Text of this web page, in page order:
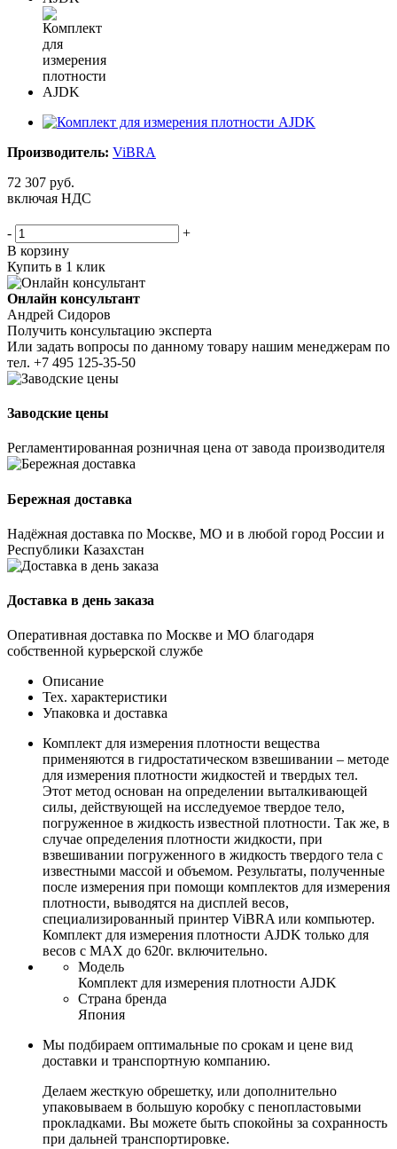
Производитель: ViBRA
72 307 руб.
включая НДС
-
+
В корзину
Купить в 1 клик
Онлайн консультант
Андрей Сидоров
Получить консультацию эксперта
Или задать вопросы по данному товару нашим менеджерам по
тел. +7 495 125-35-50
Заводские цены
Регламентированная розничная цена от завода производителя
Бережная доставка
Надёжная доставка по Москве, МО и в любой город России и
Республики Казахстан
Доставка в день заказа
Оперативная доставка по Москве и МО благодаря
собственной курьерской службе
Описание
Тех. характеристики
Упаковка и доставка
Комплект для измерения плотности вещества
применяются в гидростатическом взвешивании – методе
для измерения плотности жидкостей и твердых тел.
Этот метод основан на определении выталкивающей
силы, действующей на исследуемое твердое тело,
погруженное в жидкость известной плотности. Так же, в
случае определения плотности жидкости, при
взвешивании погруженного в жидкость твердого тела с
известными массой и объемом. Результаты, полученные
после измерения при помощи комплектов для измерения
плотности, выводятся на дисплей весов,
специализированный принтер ViBRA или компьютер.
Комплект для измерения плотности AJDK только для
весов с MAX до 620г. включительно.
Модель
Комплект для измерения плотности AJDK
Страна бренда
Япония
Мы подбираем оптимальные по срокам и цене вид
доставки и транспортную компанию.
Делаем жесткую обрешетку, или дополнительно
упаковываем в большую коробку с пенопластовыми
прокладками. Вы можете быть спокойны за сохранность
при дальней транспортировке.